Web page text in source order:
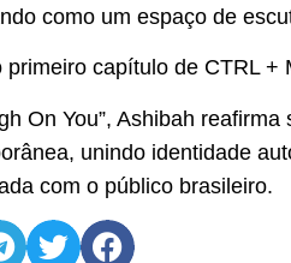
como um espaço de
primeiro capítulo de CTRL +
On You”, Ashibah
unindo identidade
com o público brasileiro.